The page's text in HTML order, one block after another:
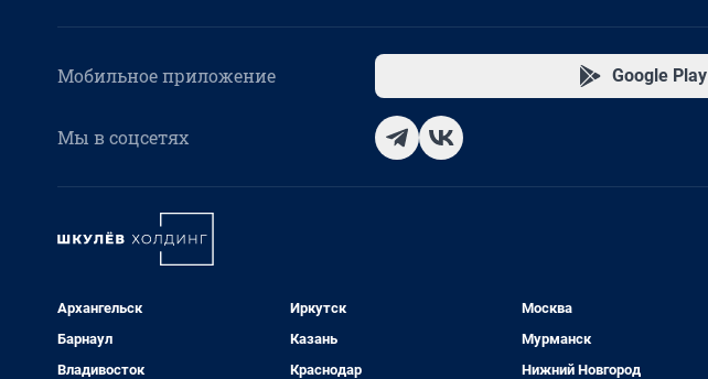
Мобильное приложение Google Play
Мы в соцсетях
Архангельск
Барнаул
Владивосток
Иркутск
Казань
Краснодар
Москва
Мурманск
Нижний Новгород